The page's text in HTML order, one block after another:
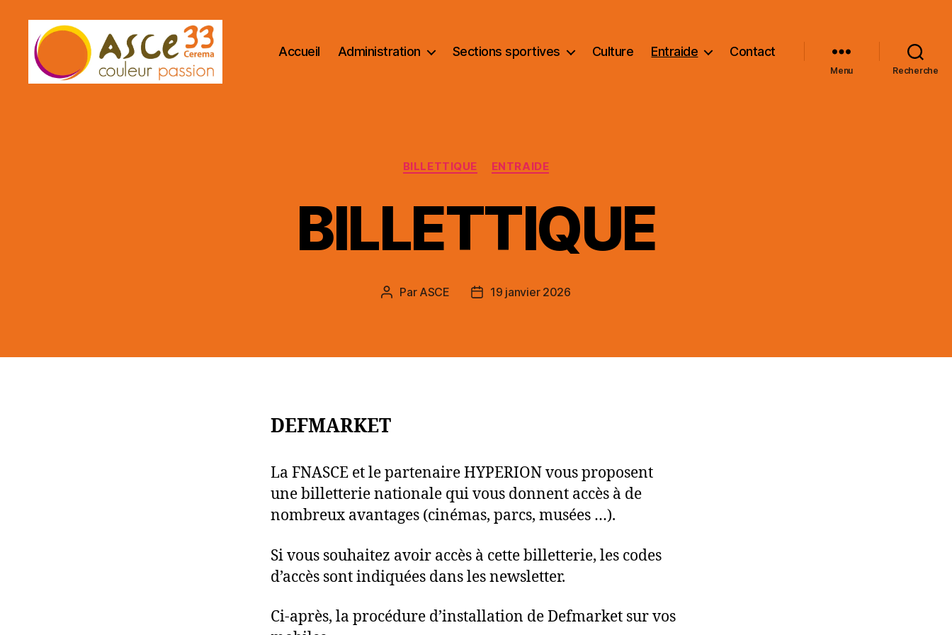
Accueil Administration Sections sportives Culture Entraide Contact
Menu Recherche
Catégories
BILLETTIQUE ENTRAIDE
BILLETTIQUE
Auteur
Par ASCE
Date19 janvier 2026
DEFMARKET
La FNASCE et le partenaire HYPERION vous proposent
une billetterie nationale qui vous donnent accès à de
nombreux avantages (cinémas, parcs, musées …).
Si vous souhaitez avoir accès à cette billetterie, les codes
d’accès sont indiquées dans les newsletter.
Ci-après, la procédure d’installation de Defmarket sur vos